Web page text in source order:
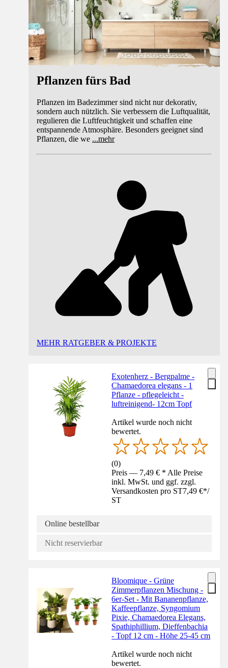
Pflanzen fürs Bad
Pflanzen im Badezimmer sind nicht nur dekorativ,
sondern auch nützlich. Sie verbessern die Luftqualität,
regulieren die Luftfeuchtigkeit und schaffen eine
entspannende Atmosphäre. Besonders geeignet sind
Pflanzen, die we ...mehr
MEHR RATGEBER & PROJEKTE
Exotenherz - Bergpalme -
Chamaedorea elegans - 1
Pflanze - pflegeleicht -
luftreinigend- 12cm Topf
Artikel wurde noch nicht
bewertet.
(0)
Preis — 7,49 € * Alle Preise
inkl. MwSt. und ggf. zzgl.
Versandkosten pro ST7,49 €*/
ST
Online bestellbar
Nicht reservierbar
Bloomique - Grüne
Zimmerpflanzen Mischung -
6er-Set - Mit Bananenpflanze,
Kaffeepflanze, Syngomium
Pixie, Chamaedorea Elegans,
Spathiphillium, Dieffenbachia
- Topf 12 cm - Höhe 25-45 cm
Artikel wurde noch nicht
bewertet.